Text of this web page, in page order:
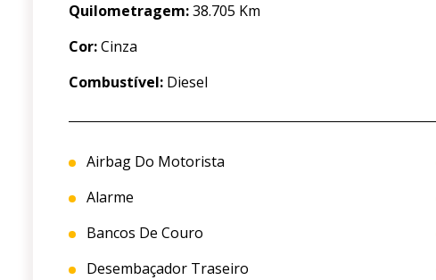
Quilometragem:38.705 Km
Cor:Cinza
Combustível: Diesel
Airbag Do Motorista
Alarme
Bancos De Couro
Desembaçador Traseiro